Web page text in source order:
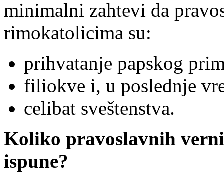
minimalni zahtevi da
rimokatolicima su:
prihvatanje papskog
filiokve i, u poslednje
celibat sveštenstva.
Koliko pravoslavnih
ispune?